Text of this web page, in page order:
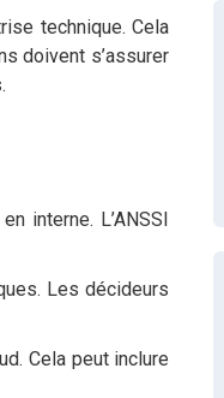
technique. Cela
doivent s’assurer
interne. L’ANSSI
Les décideurs
Cela peut inclure